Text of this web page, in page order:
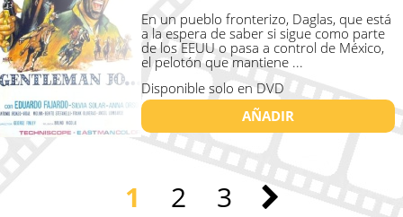
En un pueblo fronterizo, Daglas, que está
a la espera de saber si sigue como parte
de los EEUU o pasa a control de México,
el pelotón que mantiene ...
Disponible solo en DVD
AÑADIR
1 2 3